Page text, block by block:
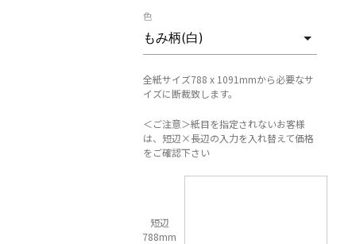
色
全紙サイズ788 x 1091mmから必要なサ
イズに断裁致します。
＜ご注意＞紙目を指定されないお客様
は、短辺×長辺の入力を入れ替えて価格
をご確認下さい
短辺
788mm